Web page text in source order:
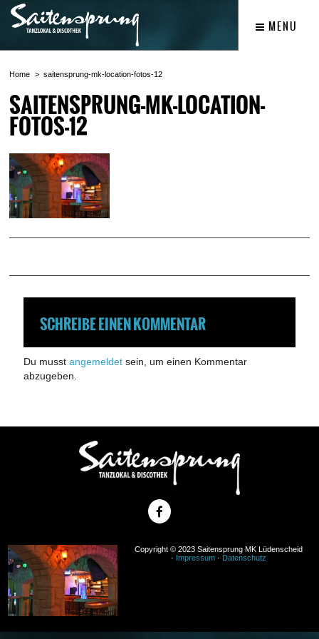
MENU
Home saitensprung-mk-location-fotos-12
SAITENSPRUNG-MK-LOCATION-
FOTOS-12
SCHREIBE EINEN KOMMENTAR
Du musst angemeldet sein, um einen Kommentar
abzugeben.
Copyright © 2023 Saitensprung MK Lüdenscheid
· Impressum· Datenschutz